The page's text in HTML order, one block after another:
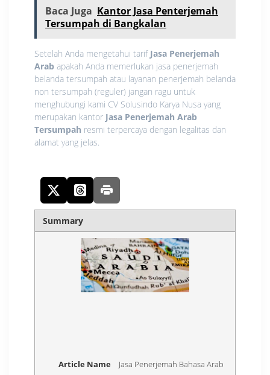
Baca Juga Kantor Jasa Penterjemah
Tersumpah di Bangkalan
Setelah Anda mengetahui tarif Jasa Penerjemah
Arab apakah Anda memerlukan jasa penerjemah
belanda tersumpah atau layanan penerjemah belanda
non tersumpah (reguler) jangan ragu untuk
menghubungi kami CV Solusindo Karya Nusa yang
merupakan kantor Jasa Penerjemah Arab
Tersumpah resmi terpercaya dengan legalitas dan
alamat yang jelas.
Summary
Article Name
Jasa Penerjemah Bahasa Arab